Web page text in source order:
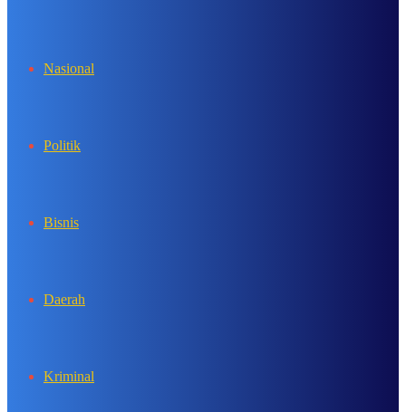
Nasional
Politik
Bisnis
Daerah
Kriminal